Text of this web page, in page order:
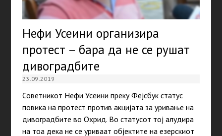
Нефи Усеини организира
протест – бара да не се рушат
дивоградбите
23.09.2019
Советникот Нефи Усеини преку Фејсбук статус
повика на протест против акцијата за уривање на
дивоградбите во Охрид. Во статусот тој алудира
на тоа дека не се уриваат објектите на езерскиот